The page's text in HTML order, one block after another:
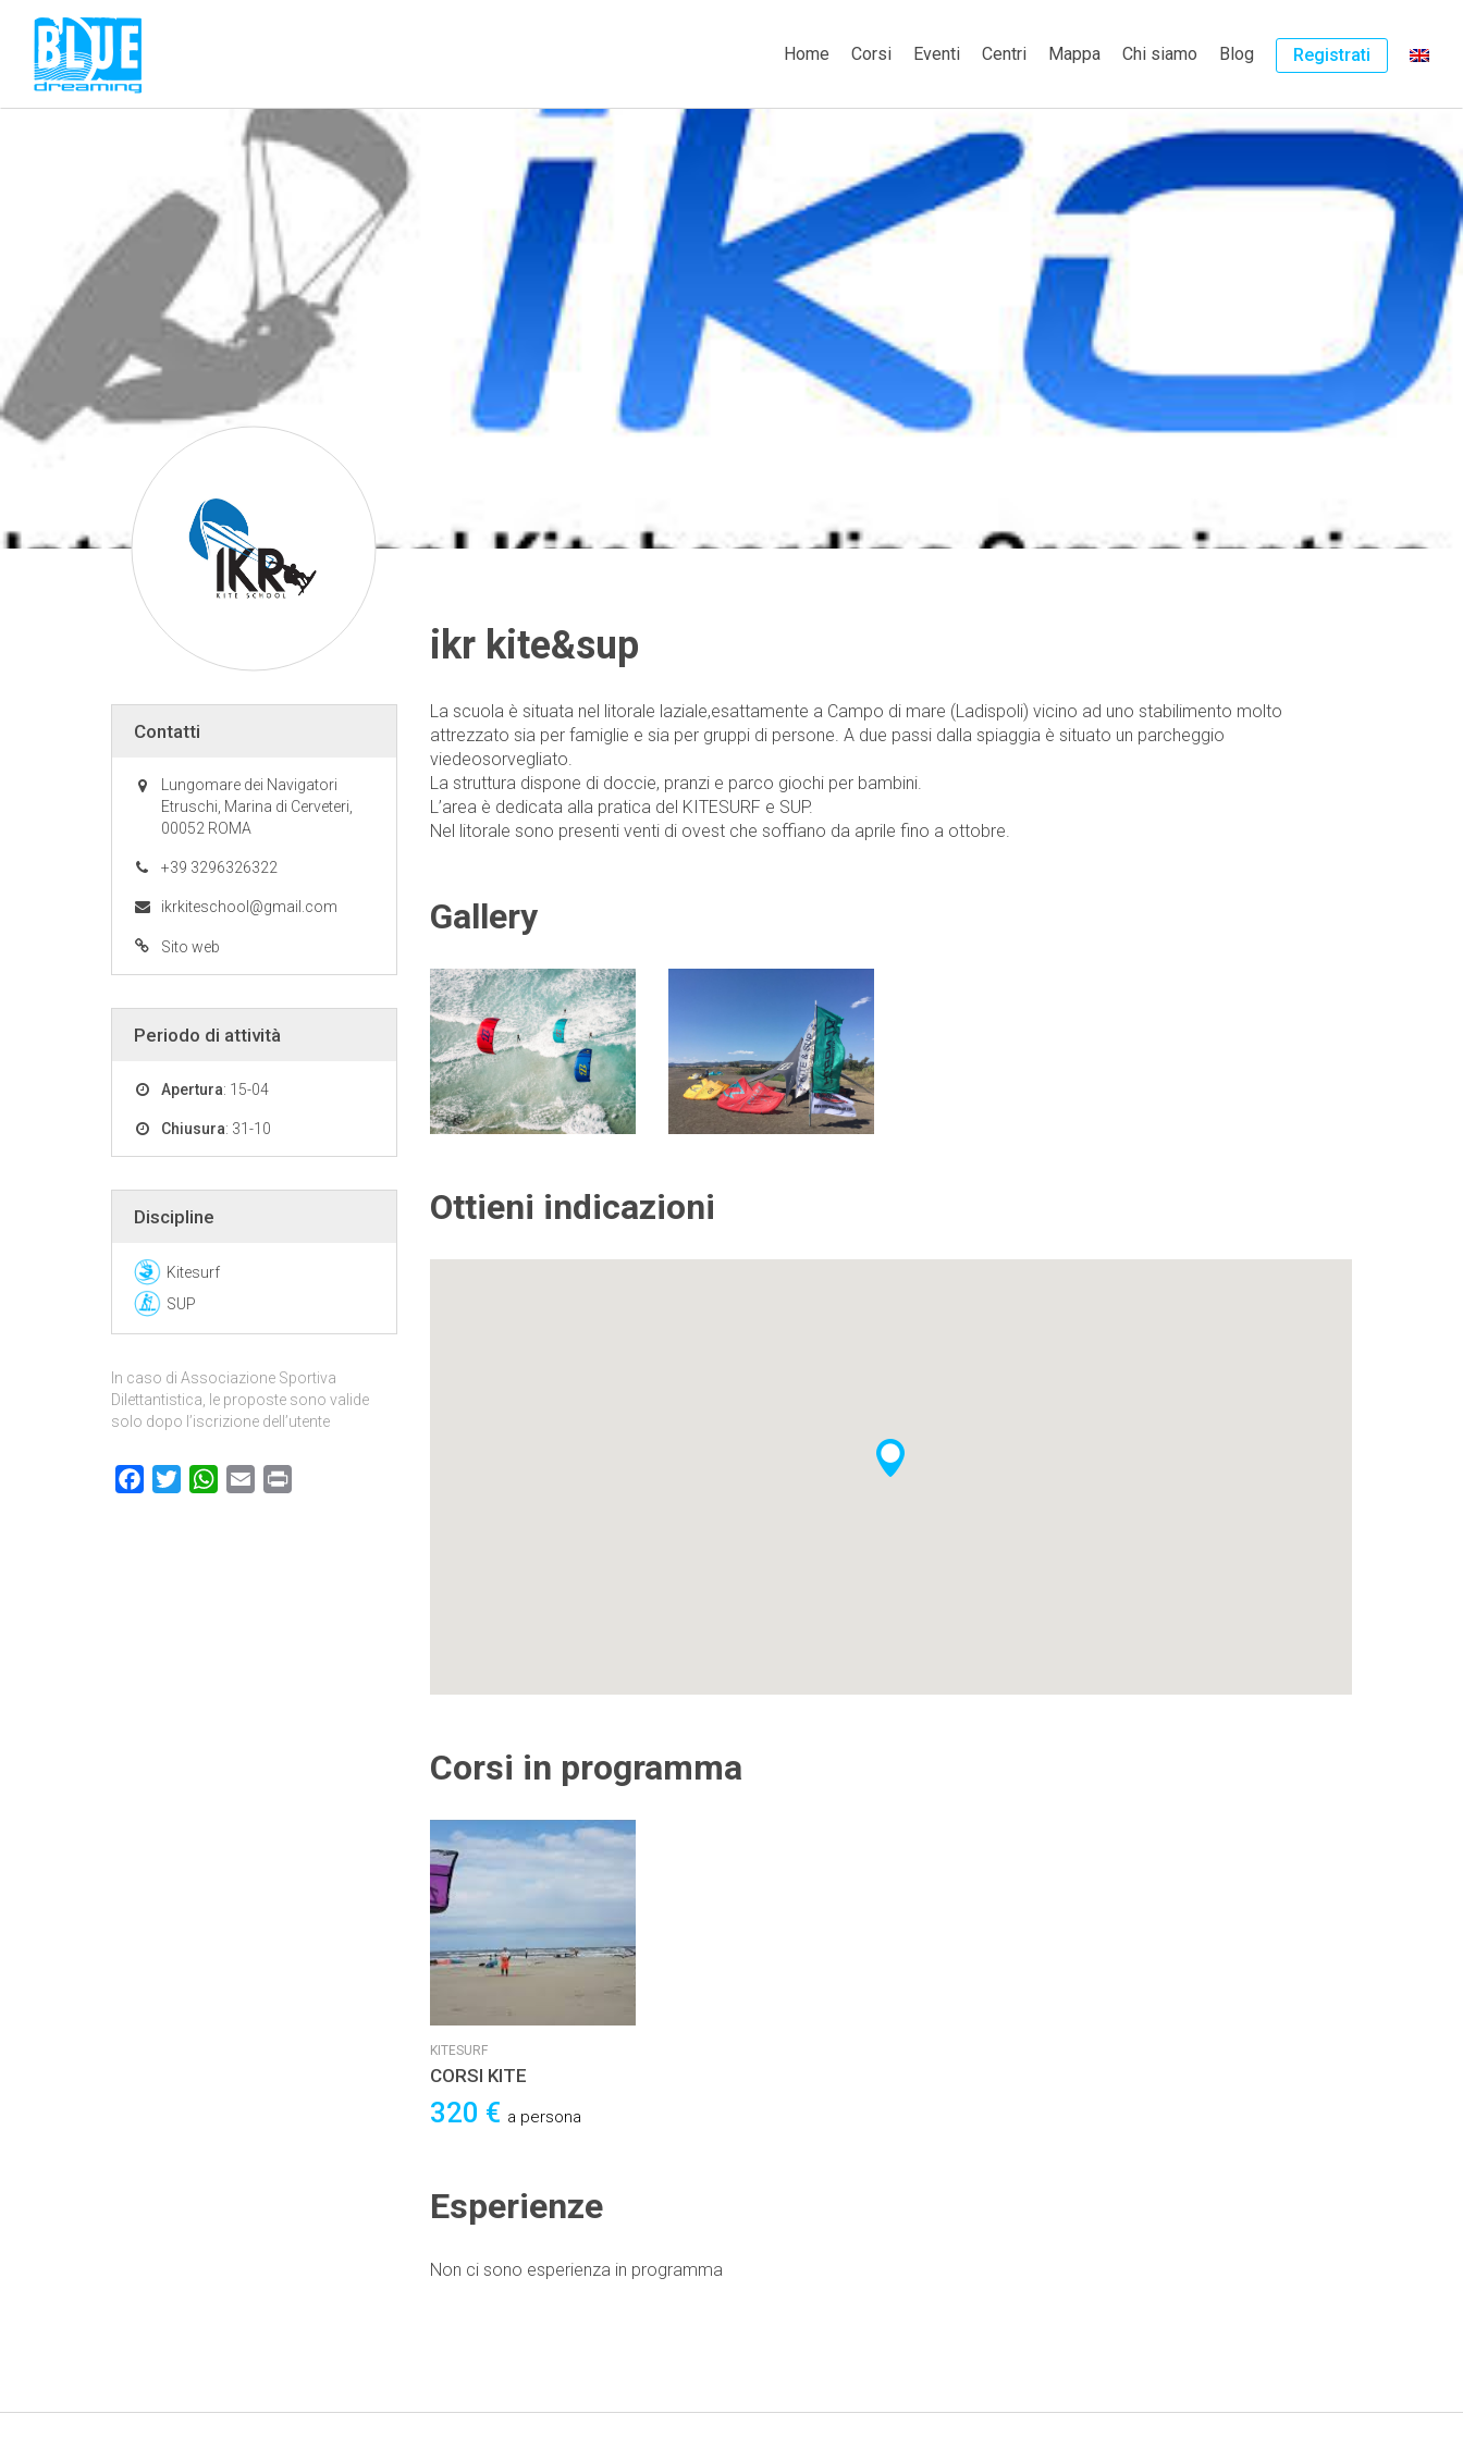
Home Corsi Eventi Centri Mappa Chi siamo Blog Registrati
ikr kite&sup
La scuola è situata nel litorale laziale,esattamente a Campo di mare (Ladispoli) vicino ad uno stabilimento molto
attrezzato sia per famiglie e sia per gruppi di persone. A due passi dalla spiaggia è situato un parcheggio
viedeosorvegliato.
La struttura dispone di doccie, pranzi e parco giochi per bambini.
L’area è dedicata alla pratica del KITESURF e SUP.
Nel litorale sono presenti venti di ovest che soffiano da aprile fino a ottobre.
Gallery
Ottieni indicazioni
Corsi in programma
KITESURF
CORSI KITE
320 € a persona
Esperienze
Non ci sono esperienza in programma
Contatti
Lungomare dei Navigatori
Etruschi, Marina di Cerveteri,
00052 ROMA
+39 3296326322
ikrkiteschool@gmail.com
Sito web
Periodo di attività
Apertura: 15-04
Chiusura: 31-10
Discipline
Kitesurf
SUP
In caso di Associazione Sportiva
Dilettantistica, le proposte sono valide
solo dopo l’iscrizione dell’utente
FacebookTwitterWhatsApp
Email